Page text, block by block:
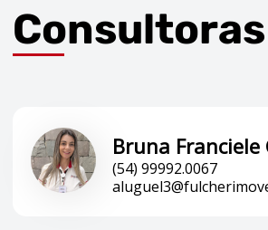
Consultoras
Bruna Franciele
(54) 99992.0067